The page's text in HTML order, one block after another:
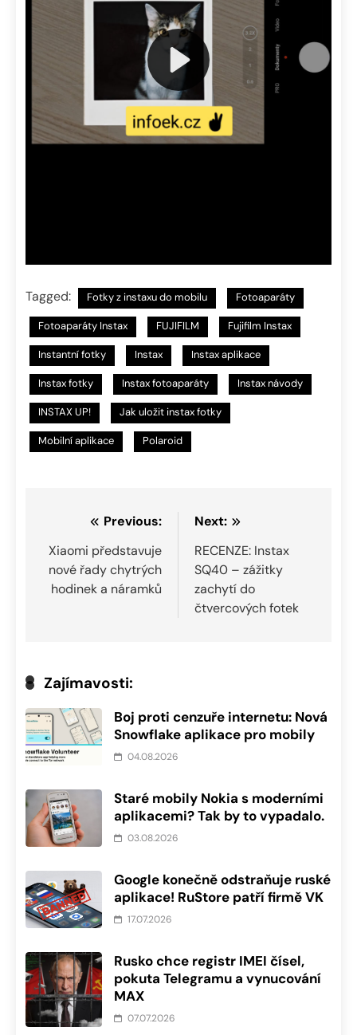
Tagged: Fotky z instaxu do mobilu Fotoaparáty
Fotoaparáty Instax FUJIFILM Fujifilm Instax
Instantní fotky Instax Instax aplikace
Instax fotky Instax fotoaparáty Instax návody
INSTAX UP! Jak uložit instax fotky
Mobilní aplikace Polaroid
Navigace
pro
příspěvek
Previous:
Xiaomi představuje
nové řady chytrých
hodinek a náramků
Next:
RECENZE: Instax
SQ40 – zážitky
zachytí do
čtvercových fotek
Zajímavosti:
Boj proti cenzuře internetu: Nová
Snowflake aplikace pro mobily
04.08.2026
Staré mobily Nokia s moderními
aplikacemi? Tak by to vypadalo.
03.08.2026
Google konečně odstraňuje ruské
aplikace! RuStore patří firmě VK
17.07.2026
Rusko chce registr IMEI čísel,
pokuta Telegramu a vynucování
MAX
07.07.2026